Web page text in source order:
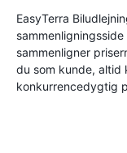
EasyTerra
sammenligner
du som kunde, altid
konkurrencedygtig